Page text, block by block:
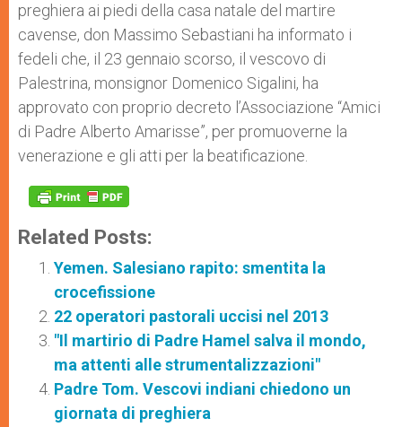
preghiera ai piedi della casa natale del martire
cavense, don Massimo Sebastiani ha informato i
fedeli che, il 23 gennaio scorso, il vescovo di
Palestrina, monsignor Domenico Sigalini, ha
approvato con proprio decreto l’Associazione “Amici
di Padre Alberto Amarisse”, per promuoverne la
venerazione e gli atti per la beatificazione.
Related Posts:
Yemen. Salesiano rapito: smentita la
crocefissione
22 operatori pastorali uccisi nel 2013
"Il martirio di Padre Hamel salva il mondo,
ma attenti alle strumentalizzazioni"
Padre Tom. Vescovi indiani chiedono un
giornata di preghiera